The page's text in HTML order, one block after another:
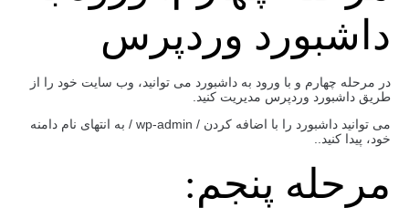
داشبورد وردپرس
در مرحله چهارم و با ورود به داشبورد می توانید، وب سایت خود را از
طریق داشبورد وردپرس مدیریت کنید.
می توانید داشبورد را با اضافه کردن / wp-admin / به انتهای نام دامنه
خود، پیدا کنید..
مرحله پنجم: